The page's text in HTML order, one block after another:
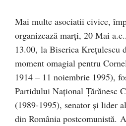
Mai multe asociatii civice,
organizează marţi, 20 Mai
13.00, la Biserica Kreţulescu
moment omagial pentru
1914 – 11 noiembrie 1995),
Partidului Naţional Ţărănesc
(1989-1995), senator şi lider
din România postcomunistă.